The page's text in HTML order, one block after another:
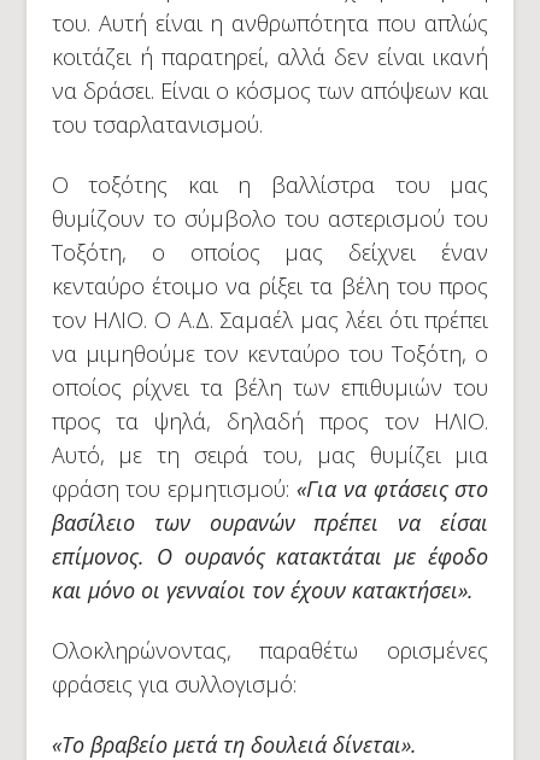
του. Αυτή είναι η ανθρωπότητα που απλώς
κοιτάζει ή παρατηρεί, αλλά δεν είναι ικανή
να δράσει. Είναι ο κόσμος των απόψεων και
του τσαρλατανισμού.
Ο τοξότης και η βαλλίστρα του μας
θυμίζουν το σύμβολο του αστερισμού του
Τοξότη, ο οποίος μας δείχνει έναν
κενταύρο έτοιμο να ρίξει τα βέλη του προς
τον ΗΛΙΟ. Ο Α.Δ. Σαμαέλ μας λέει ότι πρέπει
να μιμηθούμε τον κενταύρο του Τοξότη, ο
οποίος ρίχνει τα βέλη των επιθυμιών του
προς τα ψηλά, δηλαδή προς τον ΗΛΙΟ.
Αυτό, με τη σειρά του, μας θυμίζει μια
φράση του ερμητισμού: «Για να φτάσεις στο
βασίλειο των ουρανών πρέπει να είσαι
επίμονος. Ο ουρανός κατακτάται με έφοδο
και μόνο οι γενναίοι τον έχουν κατακτήσει».
Ολοκληρώνοντας, παραθέτω ορισμένες
φράσεις για συλλογισμό:
«Το βραβείο μετά τη δουλειά δίνεται».